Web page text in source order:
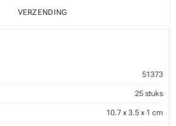
VERZENDING
51373
25 stuks
10.7 x 3.5 x 1 cm